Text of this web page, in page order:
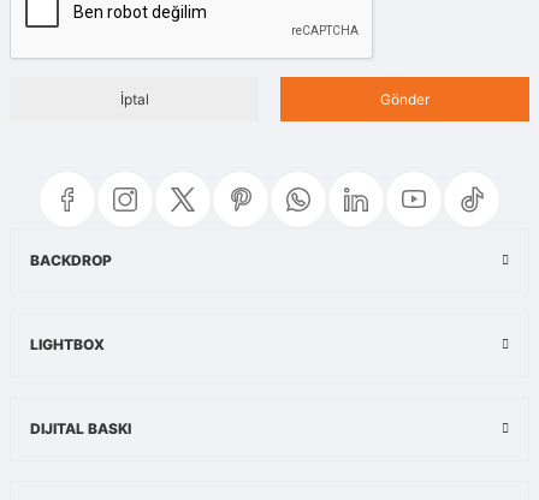
İptal Gönder
BACKDROP
LIGHTBOX
DIJITAL BASKI